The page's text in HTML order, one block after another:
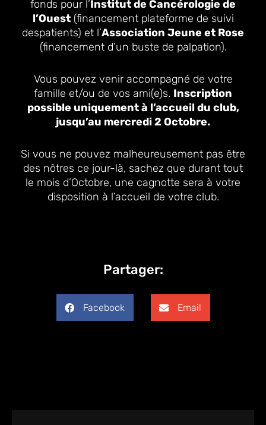
fonds pour l’Institut de Cancérologie de
l’Ouest(financement plateforme de suivi
despatients) et l’Association Jeune et Rose
(financement d’un buste de palpation).
Vous pouvez venir accompagné de votre
famille et/ou de vos ami(e)s. Inscription
possible uniquement à l’accueil du club,
jusqu’au mercredi 2 Octobre.
Si vous ne pouvez malheureusement pas être
des nôtres ce jour-là, sachez que durant tout
le mois d’Octobre, une cagnotte sera à votre
disposition à l’accueil de votre club.
Partager:
Facebook Email